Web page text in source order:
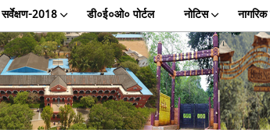
सर्वेक्षण-2018 डी०ई०ओ० पोर्टल नोटिस